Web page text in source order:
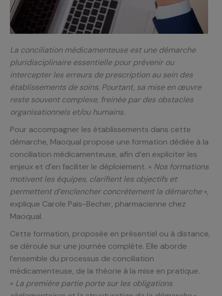
La conciliation médicamenteuse est une démarche
pluridisciplinaire essentielle pour prévenir ou
intercepter les erreurs de prescription au sein des
établissements de soins. Pourtant, sa mise en œuvre
reste souvent complexe, freinée par des obstacles
organisationnels et/ou humains.
Pour accompagner les établissements dans cette
démarche, Maoqual propose une formation dédiée à la
conciliation médicamenteuse, afin d’en expliciter les
enjeux et d’en faciliter le déploiement. « Nos formations
motivent les équipes, clarifient les objectifs et
permettent d’enclencher concrètement la démarche»,
explique Carole Pais-Becher, pharmacienne chez
Maoqual.
Cette formation, proposée en présentiel ou à distance,
se déroule sur une journée complète. Elle aborde
l’ensemble du processus de conciliation
médicamenteuse, de la théorie à la mise en pratique.
« La première partie porte sur les obligations